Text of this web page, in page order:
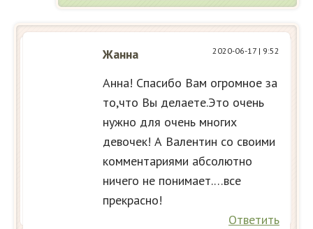
Жанна 2020-06-17 | 9:52
Анна! Спасибо Вам огромное за
то,что Вы делаете.Это очень
нужно для очень многих
девочек! А Валентин со своими
комментариями абсолютно
ничего не понимает.…все
прекрасно!
Ответить